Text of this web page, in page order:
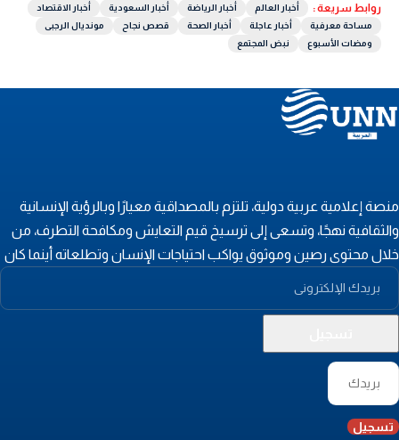
روابط سريعة : أخبار العالم أخبار الرياضة أخبار السعودية
أخبار الاقتصاد
مساحة معرفية
أخبار عاجلة أخبار الصحة قصص نجاح
مونديال الرجبى
ومضات الأسبوع
نبض المجتمع
إعلامية عربية دولية، تلتزم بالمصداقية معيارًا وبالرؤية الإنسانية
نهجًا، وتسعى إلى ترسيخ قيم التعايش ومكافحة التطرف، من
محتوى رصين وموثوق يواكب احتياجات الإنسان وتطلعاته أينما كان
تسجيل